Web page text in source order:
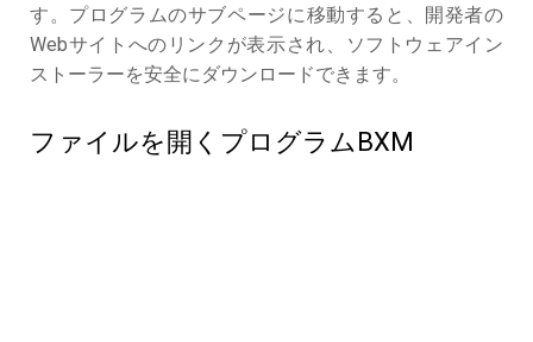
す。プログラムのサブページに移動すると、開発者の
Webサイトへのリンクが表示され、ソフトウェアイン
ストーラーを安全にダウンロードできます。
ファイルを開くプログラムBXM